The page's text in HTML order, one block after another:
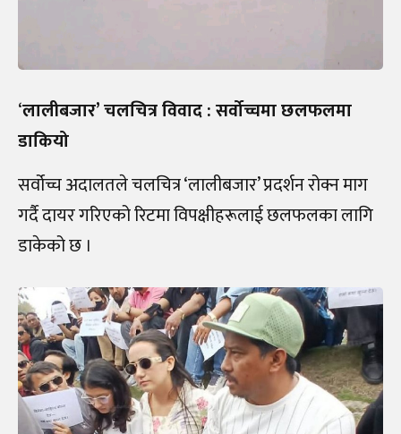
‘लालीबजार’ चलचित्र विवाद : सर्वोच्चमा छलफलमा
डाकियो
सर्वोच्च अदालतले चलचित्र ‘लालीबजार’ प्रदर्शन रोक्न माग
गर्दै दायर गरिएको रिटमा विपक्षीहरूलाई छलफलका लागि
डाकेको छ ।